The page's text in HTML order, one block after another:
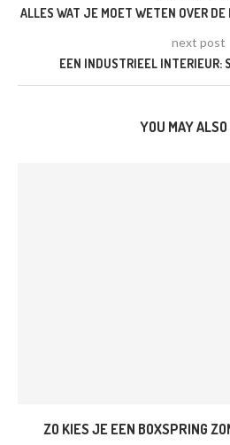
ALLES WAT JE MOET WETEN OVER
next post
EEN INDUSTRIEEL INTERIEUR:
YOU MAY
ZO KIES JE EEN BOXSPRING